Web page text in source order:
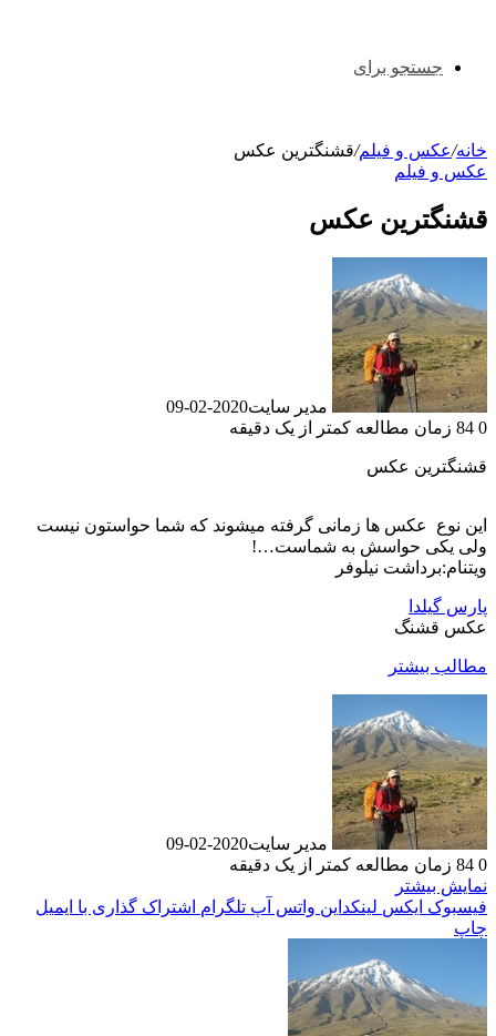
جستجو برای
خانه/عکس و فیلم/قشنگترین عکس
عکس و فیلم
قشنگترین عکس
مدیر سایت2020-02-09
0
زمان مطالعه کمتر از یک دقیقه
قشنگترین عکس
این نوع عکس ها زمانی گرفته میشوند که شما حواستون نیست
ولی یکی حواسش به شماست…!
ویتنام:برداشت نیلوفر
پارس گیلدا
عکس قشنگ
مطالب بیشتر
مدیر سایت2020-02-09
0
زمان مطالعه کمتر از یک دقیقه
نمایش بیشتر
فیسبوک ایکس لینکداین واتس آپ تلگرام اشتراک گذاری با ایمیل
چاپ